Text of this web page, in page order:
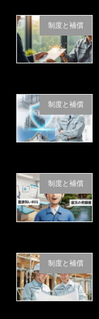
制度と補償
制度と補償
制度と補償
制度と補償